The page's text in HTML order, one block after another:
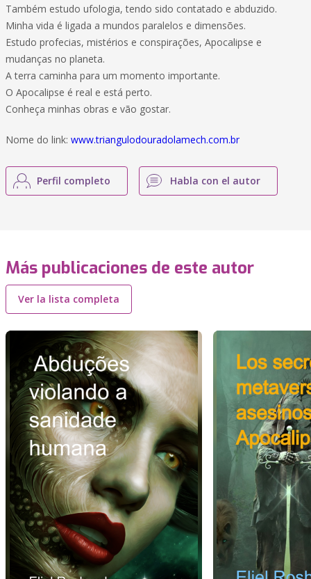
Também estudo ufologia, tendo sido contatado e abduzido.
Minha vida é ligada a mundos paralelos e dimensões.
Estudo profecias, mistérios e conspirações, Apocalipse e
mudanças no planeta.
A terra caminha para um momento importante.
O Apocalipse é real e está perto.
Conheça minhas obras e vão gostar.
Nome do link: www.triangulodouradolamech.com.br
Perfil completo Habla con el autor
Más publicaciones de este autor
Ver la lista completa